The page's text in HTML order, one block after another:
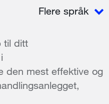
Flere språk
til ditt
den mest effektive og